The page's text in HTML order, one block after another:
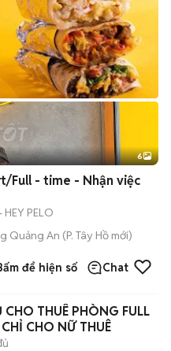
+2
6
Full - time - Nhận việc
PELO
Quảng An (P. Tây Hồ mới)
để hiện số Chat
CHO THUÊ PHÒNG FULL
CHO NỮ THUÊ